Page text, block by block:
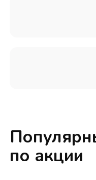
по акции